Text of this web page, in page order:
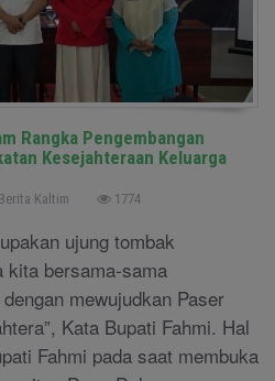
Rangka Pengembangan
Kesejahteraan Keluarga
Berita Kaltim 1774
ujung tombak
kita bersama-sama
mewujudkan Paser
Kata Bupati Fahmi. Hal
Fahmi pada saat membuka